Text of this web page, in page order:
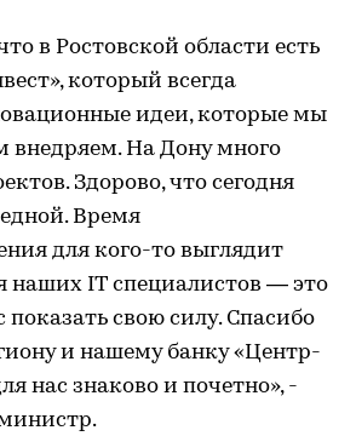
в Ростовской области есть
который всегда
идеи, которые мы
внедряем. На Дону много
Здорово, что сегодня
Время
для кого-то выглядит
наших IT специалистов — это
свою силу. Спасибо
и нашему банку «Центр-
нас знаково и почетно», -